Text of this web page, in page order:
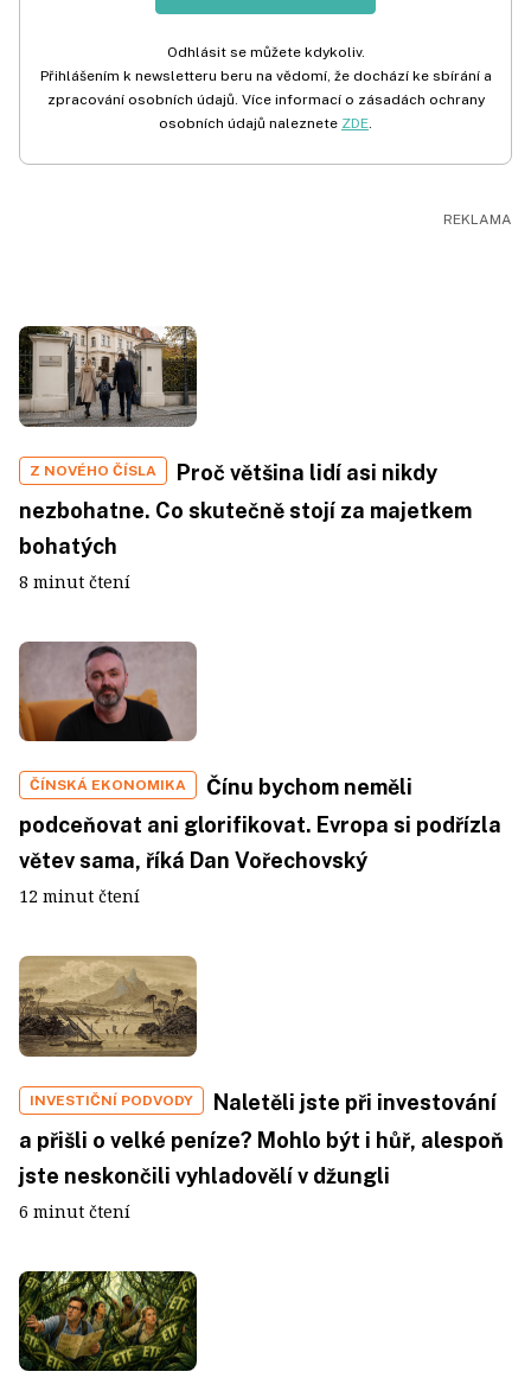
Odhlásit se můžete kdykoliv.
Přihlášením k newsletteru beru na vědomí, že dochází ke sbírání a
zpracování osobních údajů. Více informací o zásadách ochrany
osobních údajů naleznete ZDE.
Z NOVÉHO ČÍSLA
Proč většina lidí asi nikdy
nezbohatne. Co skutečně stojí za majetkem
bohatých
8 minut čtení
ČÍNSKÁ EKONOMIKA
Čínu bychom neměli
podceňovat ani glorifikovat. Evropa si podřízla
větev sama, říká Dan Vořechovský
12 minut čtení
INVESTIČNÍ PODVODY
Naletěli jste při investování
a přišli o velké peníze? Mohlo být i hůř, alespoň
jste neskončili vyhladovělí v džungli
6 minut čtení